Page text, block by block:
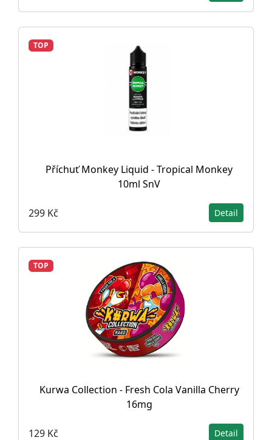
TOP
Příchuť Monkey Liquid - Tropical Monkey
10ml SnV
299 Kč Detail
TOP
Kurwa Collection - Fresh Cola Vanilla Cherry
16mg
129 Kč Detail